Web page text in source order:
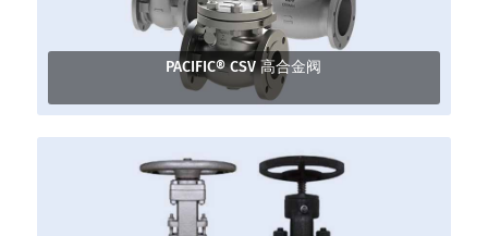
PACIFIC® CSV 高合金阀